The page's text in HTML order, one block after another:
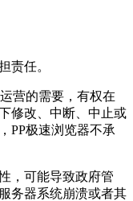
责任。
营的需要，有权在
修改、中断、中止或
PP极速浏览器不承
，可能导致政府管
务器系统崩溃或者其